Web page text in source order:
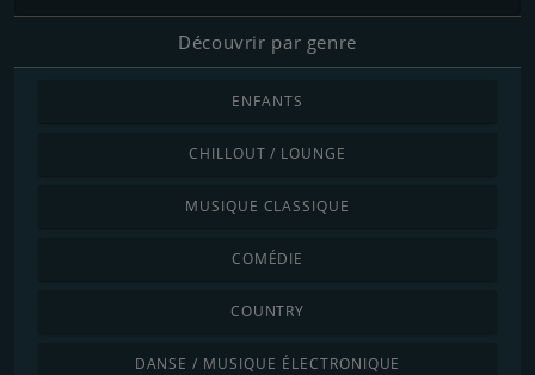
Découvrir par genre
ENFANTS
CHILLOUT / LOUNGE
MUSIQUE CLASSIQUE
COMÉDIE
COUNTRY
DANSE / MUSIQUE ÉLECTRONIQUE